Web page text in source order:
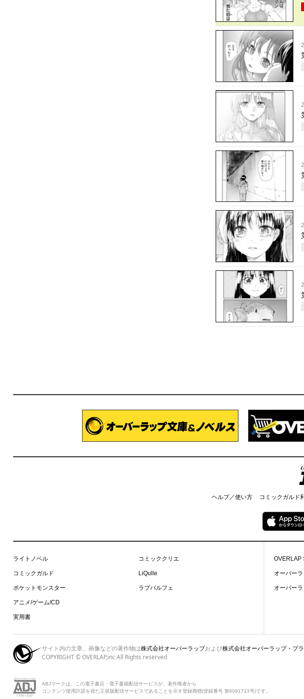
ヘルプ／使い方 コミックガルド
ライトノベル
コミックガルド
ポケットモンスター
アニメ/ゲーム/CD
実用書
コミッククリエ
LiQulle
ラブパルフェ
OVERLAP
オーバー
オーバー
サイト内の文章、画像などの著作物は株式会社オーバーラップおよび株式会社オーバーラップ・プ
COPYRIGHT © OVERLAP,inc All Rights reserved
ABJマークは、この電子書店・電子書籍配信サービスが、著作権者から
コンテンツ使用許諾を得た正規版配信サービスであることを示す登録商標(登録番号 第6091713号)です。